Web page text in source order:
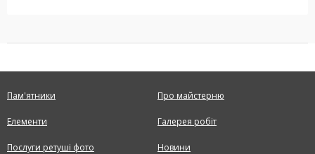
Пам'ятники
Елементи
Послуги ретуші фото
Про майстерню
Галерея робіт
Новини